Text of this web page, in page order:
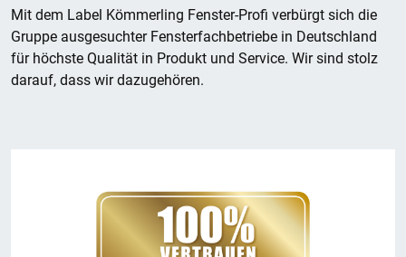
Mit dem Label Kömmerling Fenster-Profi verbürgt sich die
Gruppe ausgesuchter Fensterfachbetriebe in Deutschland
für höchste Qualität in Produkt und Service. Wir sind stolz
darauf, dass wir dazugehören.